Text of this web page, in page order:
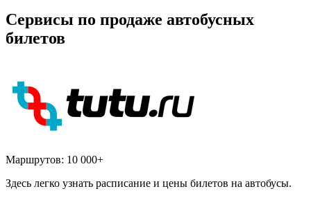
Сервисы по продаже автобусных
билетов
Маршрутов: 10 000+
Здесь легко узнать расписание и цены билетов на автобусы.